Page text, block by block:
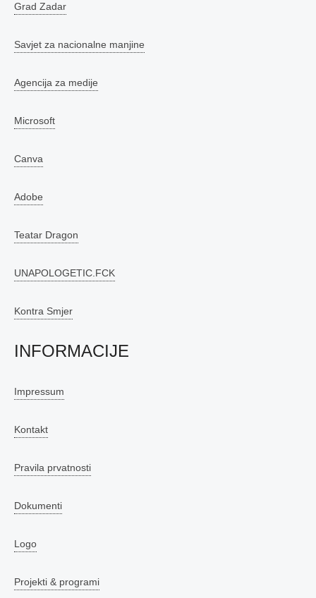
Grad Zadar
Savjet za nacionalne manjine
Agencija za medije
Microsoft
Canva
Adobe
Teatar Dragon
UNAPOLOGETIC.FCK
Kontra Smjer
INFORMACIJE
Impressum
Kontakt
Pravila prvatnosti
Dokumenti
Logo
Projekti & programi